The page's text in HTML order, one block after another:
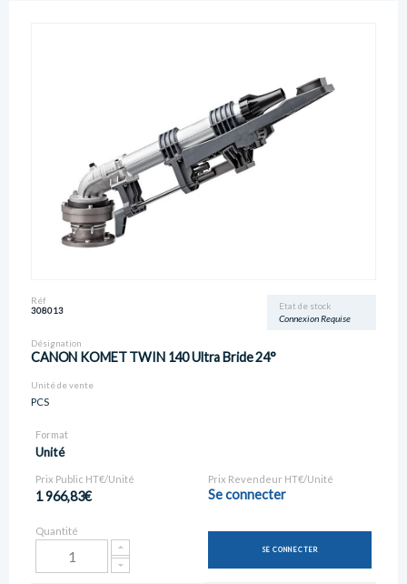
Etat de stock
Connexion Requise
Réf
308013
Désignation
CANON KOMET TWIN 140 Ultra Bride 24°
Unité de vente
PCS
Format
Unité
Prix Public HT€/Unité
1 966,83€
Prix Revendeur HT€/Unité
Se connecter
Quantité
SE CONNECTER